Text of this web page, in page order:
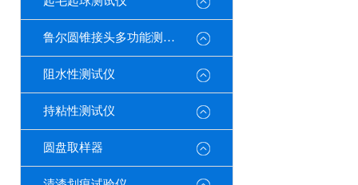
鲁尔圆锥接头多功能测试仪
阻水性测试仪
持粘性测试仪
圆盘取样器